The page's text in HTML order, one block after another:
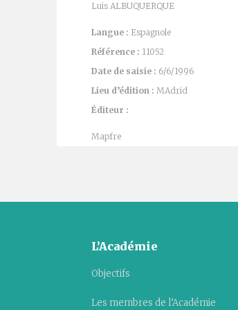
Luis ALBUQUERQUE
Langue : Espagnole
Référence : 11052
Date de saisie : 6/6/1996
Lieu d’édition : MAdrid
Éditeur :
Mapfre
L’Académie
Objectifs
Les membres de l’Académie